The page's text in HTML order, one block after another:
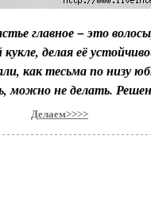
главное − это
делая её
как тесьма по низу
можно не делать.
Делаем>>>>